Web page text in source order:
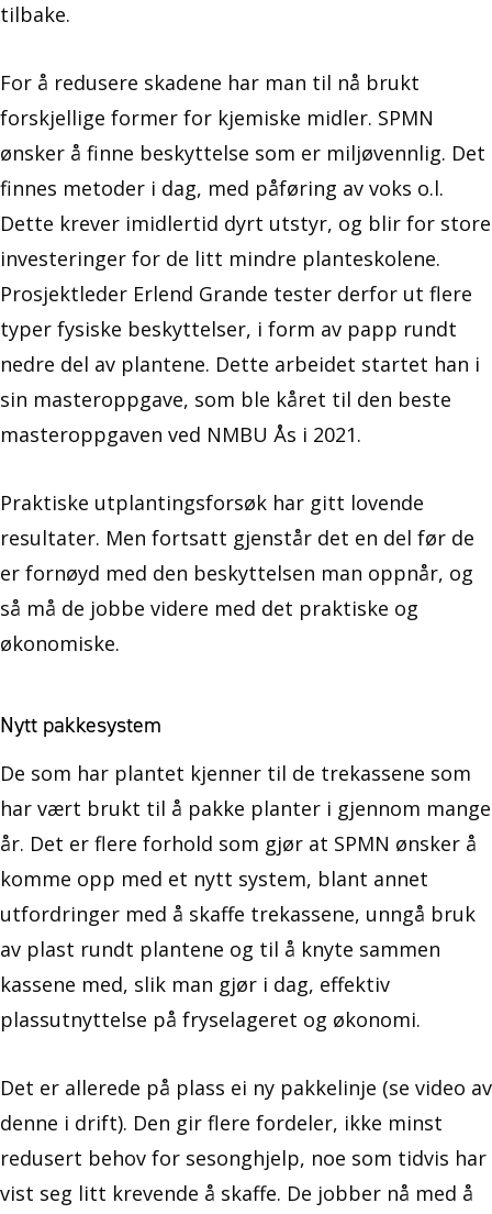
tilbake.
For å redusere skadene har man til nå brukt
forskjellige former for kjemiske midler. SPMN
ønsker å finne beskyttelse som er miljøvennlig. Det
finnes metoder i dag, med påføring av voks o.l.
Dette krever imidlertid dyrt utstyr, og blir for store
investeringer for de litt mindre planteskolene.
Prosjektleder Erlend Grande tester derfor ut flere
typer fysiske beskyttelser, i form av papp rundt
nedre del av plantene. Dette arbeidet startet han i
sin masteroppgave, som ble kåret til den beste
masteroppgaven ved NMBU Ås i 2021.
Praktiske utplantingsforsøk har gitt lovende
resultater. Men fortsatt gjenstår det en del før de
er fornøyd med den beskyttelsen man oppnår, og
så må de jobbe videre med det praktiske og
økonomiske.
Nytt pakkesystem
De som har plantet kjenner til de trekassene som
har vært brukt til å pakke planter i gjennom mange
år. Det er flere forhold som gjør at SPMN ønsker å
komme opp med et nytt system, blant annet
utfordringer med å skaffe trekassene, unngå bruk
av plast rundt plantene og til å knyte sammen
kassene med, slik man gjør i dag, effektiv
plassutnyttelse på fryselageret og økonomi.
Det er allerede på plass ei ny pakkelinje (se video av
denne i drift). Den gir flere fordeler, ikke minst
redusert behov for sesonghjelp, noe som tidvis har
vist seg litt krevende å skaffe. De jobber nå med å